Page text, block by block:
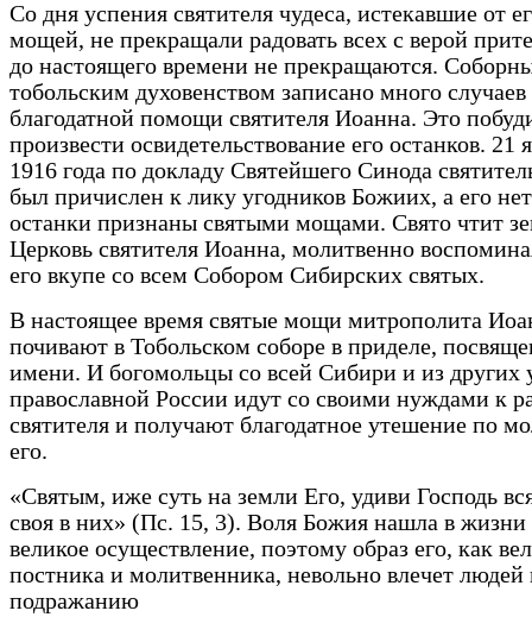
Со дня успения святителя чудеса, истекавшие от
мощей, не прекращали радовать всех с верой
до настоящего времени не прекращаются.
тобольским духовенством записано много случаев
благодатной помощи святителя Иоанна. Это
произвести освидетельствование его останков. 21
1916 года по докладу Святейшего Синода
был причислен к лику угодников Божиих, а его
останки признаны святыми мощами. Свято чтит
Церковь святителя Иоанна, молитвенно
его вкупе со всем Собором Сибирских святых.
В настоящее время святые мощи митрополита
почивают в Тобольском соборе в приделе,
имени. И богомольцы со всей Сибири и из других
православной России идут со своими нуждами к
святителя и получают благодатное утешение по
его.
«Святым, иже суть на земли Его, удиви Господь
своя в них» (Пс. 15, 3). Воля Божия нашла в жизни
великое осуществление, поэтому образ его, как
постника и молитвенника, невольно влечет людей
подражанию